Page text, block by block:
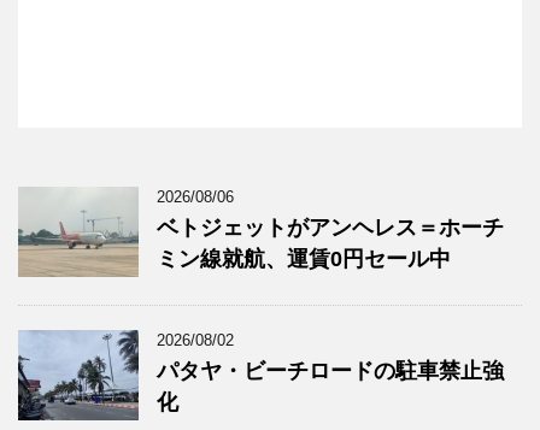
2026/08/06
ベトジェットがアンヘレス＝ホーチ
ミン線就航、運賃0円セール中
2026/08/02
パタヤ・ビーチロードの駐車禁止強
化